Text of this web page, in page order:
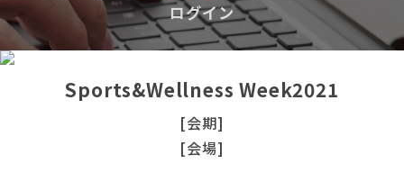
ログイン
Sports&Wellness Week2021
[会期]
[会場]